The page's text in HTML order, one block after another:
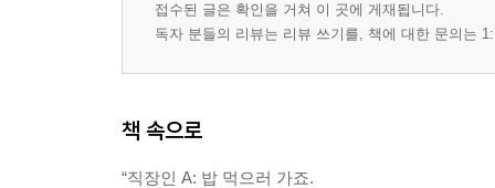
접수된 글은 확인을 거쳐 이 곳에 게재됩니다.
독자 분들의 리뷰는 리뷰 쓰기를, 책에 대한 문의는
책 속으로
“직장인 A: 밥 먹으러 가죠.